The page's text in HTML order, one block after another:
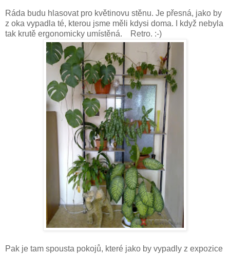
Ráda budu hlasovat pro květinovu stěnu. Je přesná, jako by
z oka vypadla té, kterou jsme měli kdysi doma. I když nebyla
tak krutě ergonomicky umístěná. Retro. :-)
Pak je tam spousta pokojů, které jako by vypadly z expozice